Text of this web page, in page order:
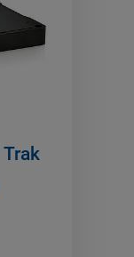
Trak